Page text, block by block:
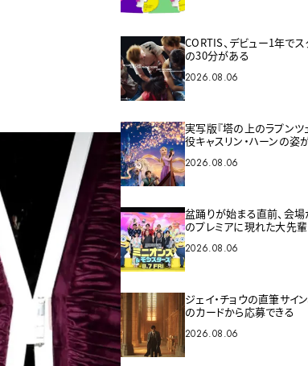
CORTIS、デビュー1年で
の30分がある
2026.08.06
実写版『塔の上のラプンツ
役キャスリン・ハーンの姿
2026.08.06
盆踊りが始まる直前、会場
のプレミアに現れた大先輩
2026.08.06
ジェイ・チョウの直筆サイ
のカードから応募できる
2026.08.06